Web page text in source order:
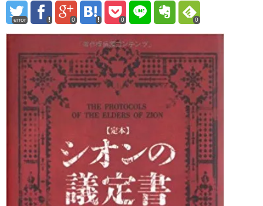
error 0 0 0